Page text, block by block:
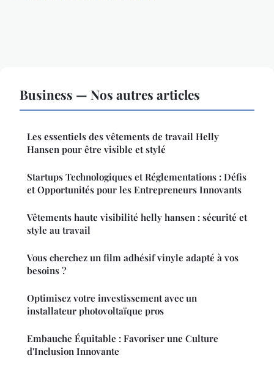
Business — Nos autres articles
Les essentiels des vêtements de travail Helly
Hansen pour être visible et stylé
Startups Technologiques et Réglementations : Défis
et Opportunités pour les Entrepreneurs Innovants
Vêtements haute visibilité helly hansen : sécurité et
style au travail
Vous cherchez un film adhésif vinyle adapté à vos
besoins ?
Optimisez votre investissement avec un
installateur photovoltaïque pros
Embauche Équitable : Favoriser une Culture
d'Inclusion Innovante